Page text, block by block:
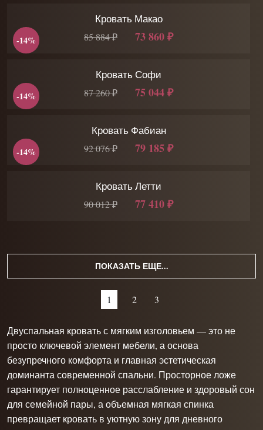
Кровать Макао
85 884 ₽ 73 860 ₽
-14%
Кровать Софи
87 260 ₽ 75 044 ₽
-14%
Кровать Фабиан
92 076 ₽ 79 185 ₽
-14%
Кровать Летти
90 012 ₽ 77 410 ₽
ПОКАЗАТЬ ЕЩЕ...
1 2 3
Двуспальная кровать с мягким изголовьем — это не
просто ключевой элемент мебели, а основа
безупречного комфорта и главная эстетическая
доминанта современной спальни. Просторное ложе
гарантирует полноценное расслабление и здоровый сон
для семейной пары, а объемная мягкая спинка
превращает кровать в уютную зону для дневного